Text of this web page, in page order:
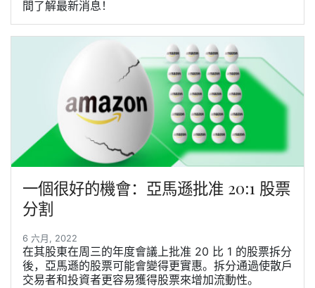
間了解最新消息！
一個很好的機會：亞馬遜批准 20:1 股票
分割
6 六月, 2022
在其股東在周三的年度會議上批准 20 比 1 的股票拆分
後，亞馬遜的股票可能會變得更實惠。拆分通過使散戶
交易者和投資者更容易獲得股票來增加流動性。